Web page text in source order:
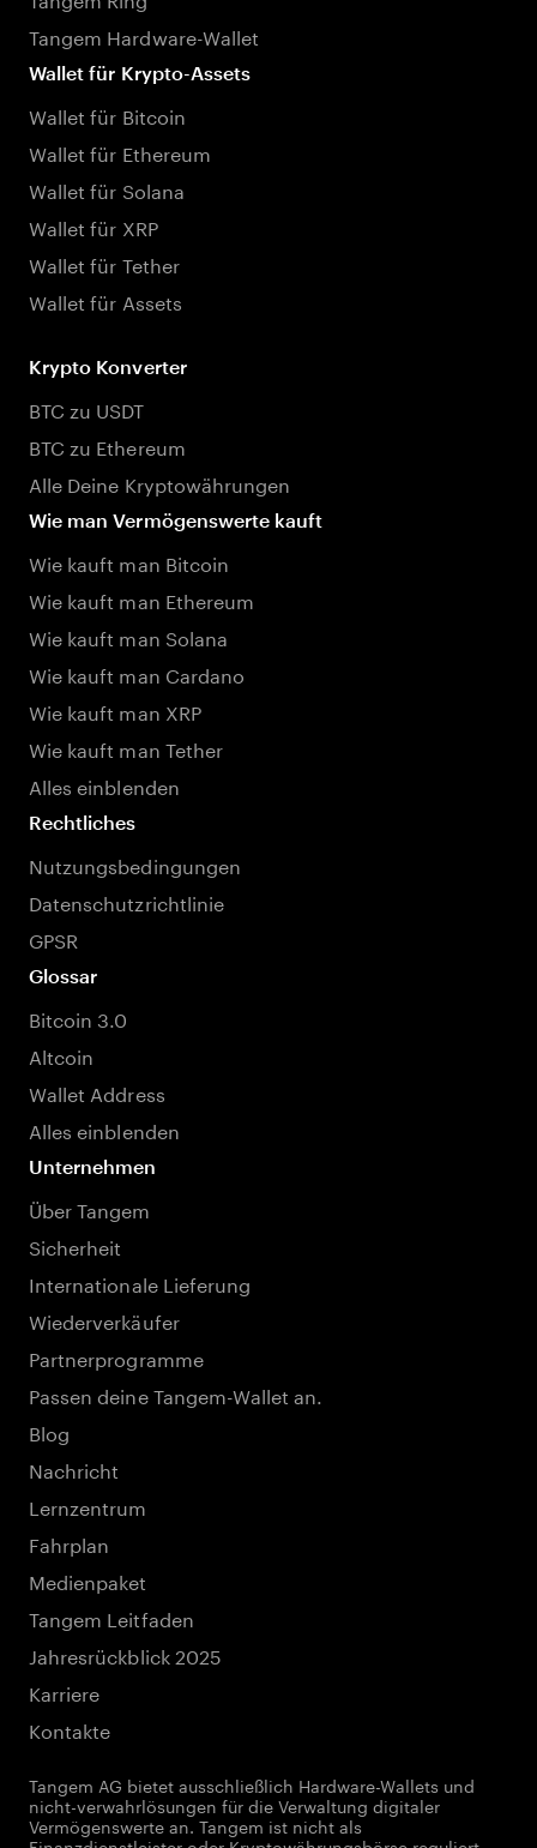
Tangem Hardware-Wallet
Wallet für Krypto-Assets
Wallet für Bitcoin
Wallet für Ethereum
Wallet für Solana
Wallet für XRP
Wallet für Tether
Wallet für Assets
Krypto Konverter
BTC zu USDT
BTC zu Ethereum
Alle Deine Kryptowährungen
Wie man Vermögenswerte kauft
Wie kauft man Bitcoin
Wie kauft man Ethereum
Wie kauft man Solana
Wie kauft man Cardano
Wie kauft man XRP
Wie kauft man Tether
Alles einblenden
Rechtliches
Nutzungsbedingungen
Datenschutzrichtlinie
GPSR
Glossar
Bitcoin 3.0
Altcoin
Wallet Address
Alles einblenden
Unternehmen
Über Tangem
Sicherheit
Internationale Lieferung
Wiederverkäufer
Partnerprogramme
Passen deine Tangem-Wallet an.
Blog
Nachricht
Lernzentrum
Fahrplan
Medienpaket
Tangem Leitfaden
Jahresrückblick 2025
Karriere
Kontakte
Tangem AG bietet ausschließlich Hardware-Wallets und
nicht-verwahrlösungen für die Verwaltung digitaler
Vermögenswerte an. Tangem ist nicht als